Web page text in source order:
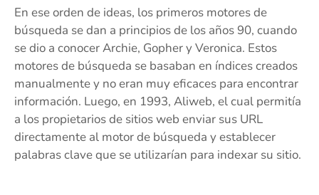
En ese orden de ideas, los primeros motores de
búsqueda se dan a principios de los años 90, cuando
se dio a conocer Archie, Gopher y Veronica. Estos
motores de búsqueda se basaban en índices creados
manualmente y no eran muy eficaces para encontrar
información. Luego, en 1993, Aliweb, el cual permitía
a los propietarios de sitios web enviar sus URL
directamente al motor de búsqueda y establecer
palabras clave que se utilizarían para indexar su sitio.